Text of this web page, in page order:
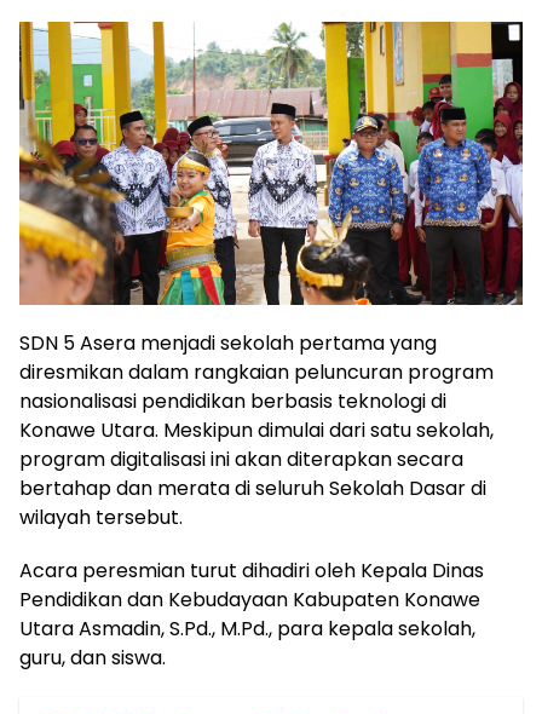
SDN 5 Asera menjadi sekolah pertama yang
diresmikan dalam rangkaian peluncuran program
nasionalisasi pendidikan berbasis teknologi di
Konawe Utara. Meskipun dimulai dari satu sekolah,
program digitalisasi ini akan diterapkan secara
bertahap dan merata di seluruh Sekolah Dasar di
wilayah tersebut.
Acara peresmian turut dihadiri oleh Kepala Dinas
Pendidikan dan Kebudayaan Kabupaten Konawe
Utara Asmadin, S.Pd., M.Pd., para kepala sekolah,
guru, dan siswa.